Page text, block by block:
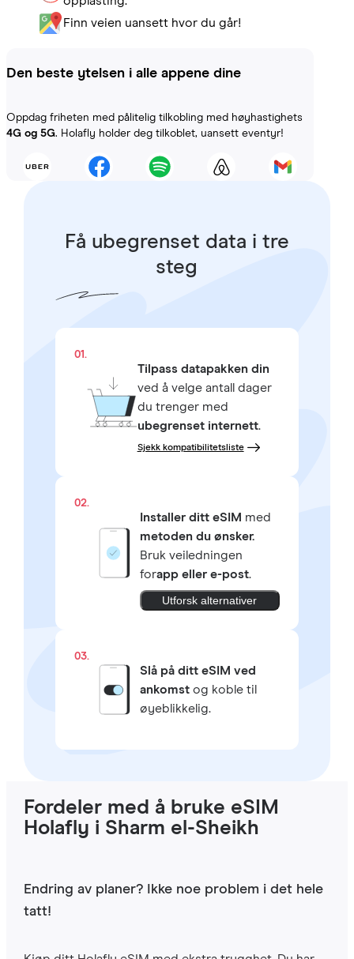
Finn veien uansett hvor du går!
Den beste ytelsen i alle appene dine
Oppdag friheten med pålitelig tilkobling med høyhastighets
4G og 5G. Holafly holder deg tilkoblet, uansett eventyr!
Få ubegrenset data i tre
steg
01.
Tilpass datapakken din
ved å velge antall dager
du trenger med
ubegrenset internett.
Sjekk kompatibilitetsliste
02.
Installer ditt eSIM med
metoden du ønsker.
Bruk veiledningen
forapp eller e-post.
Utforsk alternativer
03.
Slå på ditt eSIM ved
ankomstog koble til
øyeblikkelig.
Fordeler med å bruke eSIM
Holafly i Sharm el-Sheikh
Endring av planer? Ikke noe problem i det hele
tatt!